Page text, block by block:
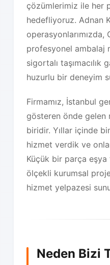
çözümlerimiz ile her
hedefliyoruz. Adnan
operasyonlarımızda,
profesyonel ambalaj
sigortalı taşımacılık
huzurlu bir deneyim
Firmamız, İstanbul
gösteren önde gelen
biridir. Yıllar içinde
hizmet verdik ve
Küçük bir parça eşya
ölçekli kurumsal
hizmet yelpazesi
Neden Bizi